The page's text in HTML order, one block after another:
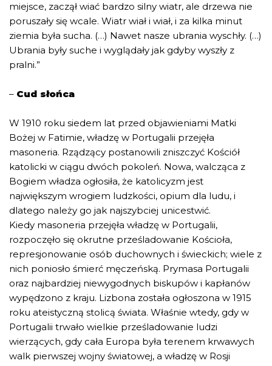
miejsce, zaczął wiać bardzo silny wiatr, ale drzewa nie
poruszały się wcale. Wiatr wiał i wiał, i za kilka minut
ziemia była sucha. (…) Nawet nasze ubrania wyschły. (…)
Ubrania były suche i wyglądały jak gdyby wyszły z
pralni.”
– Cud słońca
W 1910 roku siedem lat przed objawieniami Matki
Bożej w Fatimie, władzę w Portugalii przejęła
masoneria. Rządzący postanowili zniszczyć Kościół
katolicki w ciągu dwóch pokoleń. Nowa, walcząca z
Bogiem władza ogłosiła, że katolicyzm jest
największym wrogiem ludzkości, opium dla ludu, i
dlatego należy go jak najszybciej unicestwić.
Kiedy masoneria przejęła władzę w Portugalii,
rozpoczęło się okrutne prześladowanie Kościoła,
represjonowanie osób duchownych i świeckich; wiele z
nich poniosło śmierć męczeńską. Prymasa Portugalii
oraz najbardziej niewygodnych biskupów i kapłanów
wypędzono z kraju. Lizbona została ogłoszona w 1915
roku ateistyczną stolicą świata. Właśnie wtedy, gdy w
Portugalii trwało wielkie prześladowanie ludzi
wierzących, gdy cała Europa była terenem krwawych
walk pierwszej wojny światowej, a władzę w Rosji